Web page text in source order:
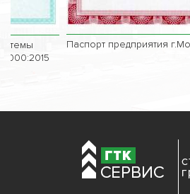
Паспорт предприятия